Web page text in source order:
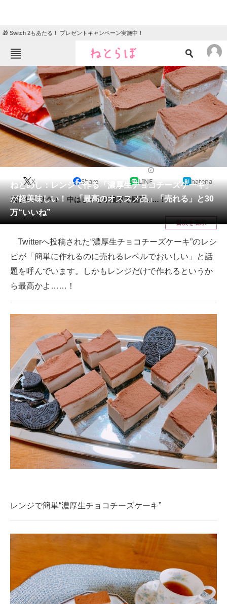
🎁 Switch 2もあたる！ プレゼントキャンペーン実施中！
ねとらぼメニュー
TOP ニュース
エンタメ クイズ
グルメ 地域
住まい 教育・育児
動物 リサーチ
会員記事
メディア
注目記事を集めた総合ページ
ITの今と未来を見通す
スマホと通信の最新トレンド
進化するPCとデバイスの未来
好きが集まる 比べて選べる
ビジネスと働き方のヒント
AI活用のいまが分かる
企業ITのトレンドを詳説
経営リーダーのコミュニティ
マーケ×ITの今がよく分かる
ITエンジニア向け専門サイト
企業向けIT製品の総合サイト
製造業のIT導入・活用を支援
電子設計の基本と応用
エネルギーの専門メディア
ねとめし：レンジで作る「濃厚生チョコチーズケーキ」
が超美味しい！ 「最高のオススメ品」「売れる」と30
万“いいね”
X Share LINE hatena
底はサクサク！ 中はしっとり濃厚で最高……！
目次を表示
Twitterへ投稿された“濃厚生チョコチーズケーキ”のレシ
ピが「簡単に作れるのに売れるレベルでおいしい」と話
題を呼んでいます。しかもレンジだけで作れるというか
ら最高かよ……！
レンジで簡単“濃厚生チョコチーズケーキ”